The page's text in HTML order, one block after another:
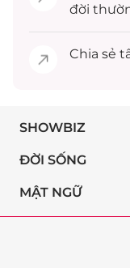
đời
Chia sẻ
SHOWBIZ
ĐỜI SỐNG
MẬT NGỮ